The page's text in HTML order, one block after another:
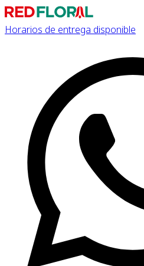
Horarios de entrega disponible